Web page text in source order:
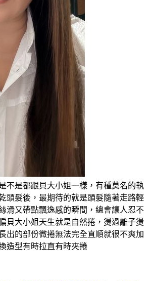
不是都跟貝大小姐一樣，有種莫名的執
頭髮後，最期待的就是頭髮隨著走路輕
滑又帶點飄逸感的瞬間，總會讓人忍不
貝大小姐天生就是自然捲，燙過離子燙
出的部份微捲無法完全直順就很不爽加
造型有時拉直有時夾捲